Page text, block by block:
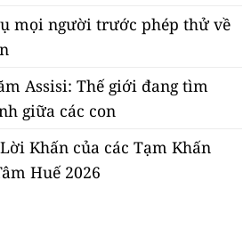
mọi người trước phép thử về
Assisi: Thế giới đang tìm
giữa các con
Khấn của các Tạm Khấn
Huế 2026